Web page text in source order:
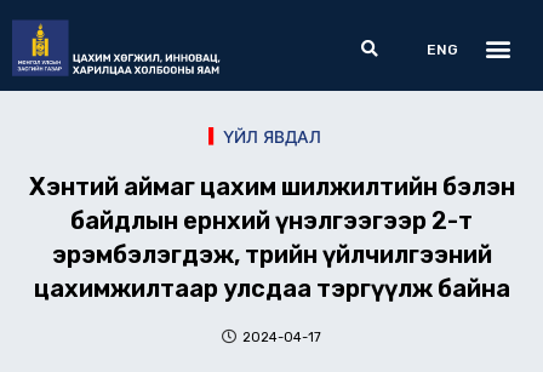
content
Search
ENG
ҮЙЛ ЯВДАЛ
Хэнтий аймаг цахим шилжилтийн бэлэн
байдлын ерөнхий үнэлгээгээр 2-т
эрэмбэлэгдэж, төрийн үйлчилгээний
цахимжилтаар улсдаа тэргүүлж байна
2024-04-17